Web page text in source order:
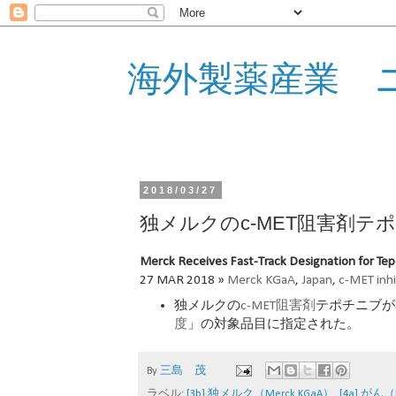
海外製薬産業
2018/03/27
独メルクのc-MET阻害剤テ
Merck Receives Fast-Track Designation for
27 MAR 2018 » Merck KGaA, Japan, c-MET
独メルクのc-MET阻害剤 テポチニブが
度 」の対象品目に指定された。
By 三島 茂